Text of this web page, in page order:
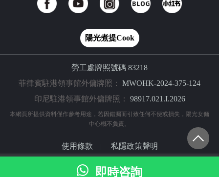
陽光煮提Cook
勞工處牌照號碼 83218
菲律賓駐港領事館外傭牌照： MWOHK-2024-375-124
印尼駐港領事館外傭牌照： 98917.021.I.2026
本網頁所提供資料僅作參考用途，若因錯漏而引致任何不便或損失，陽光女傭
中心概不負責。
使用條款 私隱政策聲明
© 2024 陽光網（亞洲）科技有限公司 版權所有
即時咨詢